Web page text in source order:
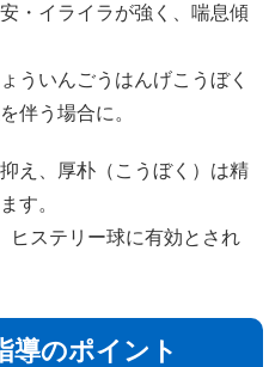
・イライラが強く、喘息傾
ういんごうはんげこうぼく
伴う場合に。
え、厚朴（こうぼく）は精
す。
ヒステリー球に有効とされ
導のポイント